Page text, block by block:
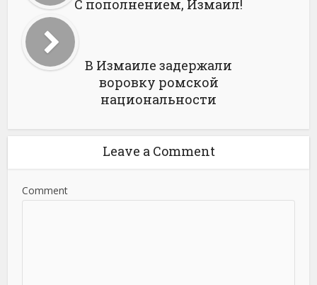
С пополнением, Измаил!
В Измаиле задержали
воровку ромской
национальности
Leave a Comment
Comment